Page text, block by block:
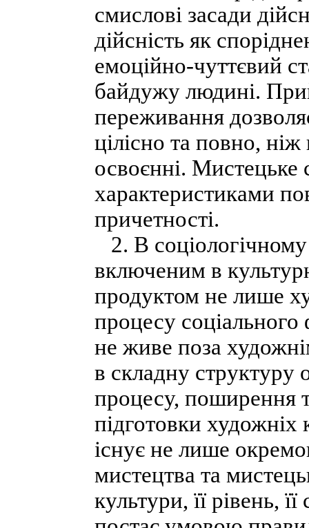
смислові засади
дійсність як
емоційно-чуттєвий
байдужу людині.
переживання
цілісно та повно,
освоєнні. Мистецьке
характеристиками
причетності.
2. В
включеним в
продуктом не лише
процесу соціального
не живе поза
в складну структуру
процесу, поширення
підготовки
існує не лише
мистецтва та
культури, її рівень,